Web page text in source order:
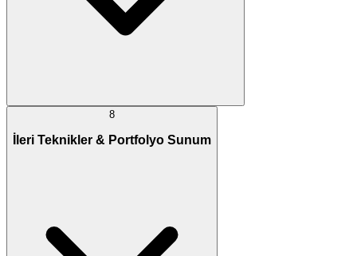
8
İleri Teknikler & Portfolyo Sunum